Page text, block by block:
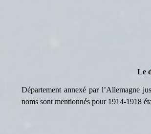
Le
Département annexé par l’Allemagne
noms sont mentionnés pour 1914-1918